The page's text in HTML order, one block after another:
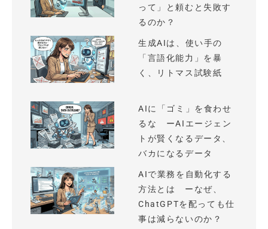
って」と頼むと失敗す
るのか？
生成AIは、使い手の
「言語化能力」を暴
く、リトマス試験紙
AIに「ゴミ」を食わせ
るな ーAIエージェン
トが賢くなるデータ、
バカになるデータ
AIで業務を自動化する
方法とは ーなぜ、
ChatGPTを配っても仕
事は減らないのか？